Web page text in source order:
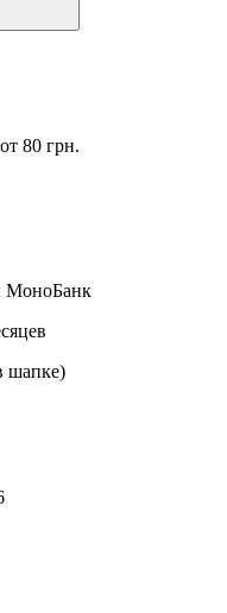
80 грн.
МоноБанк
шапке)